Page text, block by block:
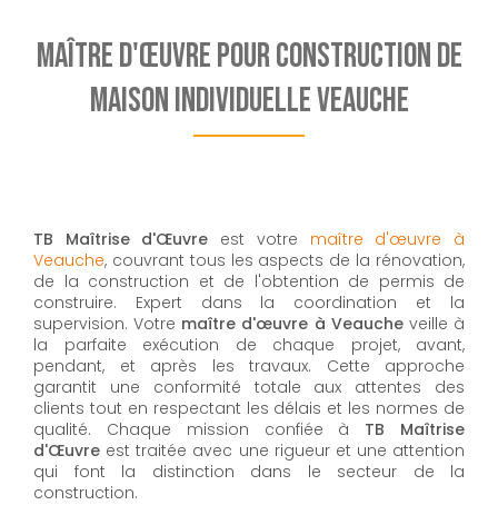
Maître d'œuvre pour construction de
maison individuelle Veauche
TB Maîtrise d'Œuvre est votre maître d'œuvre à
Veauche, couvrant tous les aspects de la rénovation,
de la construction et de l'obtention de permis de
construire. Expert dans la coordination et la
supervision. Votre maître d'œuvre à Veaucheveille à
la parfaite exécution de chaque projet, avant,
pendant, et après les travaux. Cette approche
garantit une conformité totale aux attentes des
clients tout en respectant les délais et les normes de
qualité. Chaque mission confiée à TB Maîtrise
d'Œuvre est traitée avec une rigueur et une attention
qui font la distinction dans le secteur de la
construction.